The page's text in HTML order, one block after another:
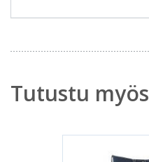
Tutustu myös